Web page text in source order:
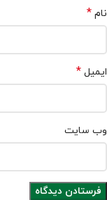
نام *
ایمیل *
وب‌ سایت